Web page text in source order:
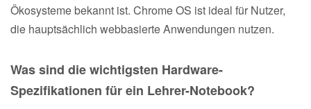
Ökosysteme bekannt ist. Chrome OS ist ideal für Nutzer,
die hauptsächlich webbasierte Anwendungen nutzen.
Was sind die wichtigsten Hardware-
Spezifikationen für ein Lehrer-Notebook?